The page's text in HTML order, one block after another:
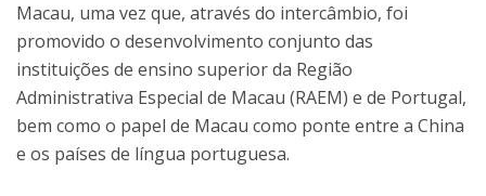
Macau, uma vez que, através do intercâmbio, foi
promovido o desenvolvimento conjunto das
instituições de ensino superior da Região
Administrativa Especial de Macau (RAEM) e de Portugal,
bem como o papel de Macau como ponte entre a China
e os países de língua portuguesa.